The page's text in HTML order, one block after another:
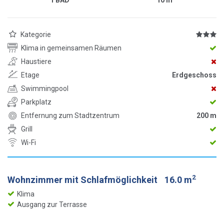
Kategorie
Klima in gemeinsamen Räumen
Haustiere
Etage
Erdgeschoss
Swimmingpool
Parkplatz
Entfernung zum Stadtzentrum
200 m
Grill
Wi-Fi
Wohnzimmer mit Schlafmöglichkeit 16.0 m2
Klima
Ausgang zur Terrasse